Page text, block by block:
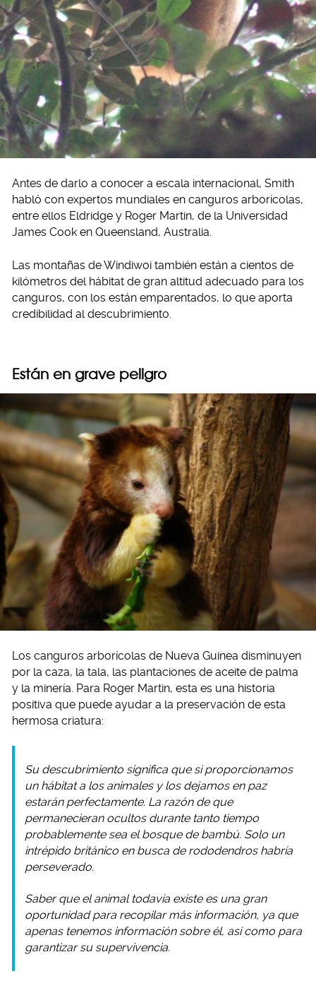
Antes de darlo a conocer a escala internacional, Smith
habló con expertos mundiales en canguros arborícolas,
entre ellos Eldridge y Roger Martin, de la Universidad
James Cook en Queensland, Australia.
Las montañas de Windiwoi también están a cientos de
kilómetros del hábitat de gran altitud adecuado para los
canguros, con los están emparentados, lo que aporta
credibilidad al descubrimiento.
Están en grave peligro
Los canguros arborícolas de Nueva Guinea disminuyen
por la caza, la tala, las plantaciones de aceite de palma
y la minería. Para Roger Martin, esta es una historia
positiva que puede ayudar a la preservación de esta
hermosa criatura:
Su descubrimiento significa que si proporcionamos
un hábitat a los animales y los dejamos en paz
estarán perfectamente. La razón de que
permanecieran ocultos durante tanto tiempo
probablemente sea el bosque de bambú. Solo un
intrépido británico en busca de rododendros habría
perseverado.
Saber que el animal todavía existe es una gran
oportunidad para recopilar más información, ya que
apenas tenemos información sobre él, así como para
garantizar su supervivencia.